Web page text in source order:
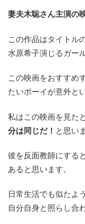
妻夫木聡さん主演の
この作品はタイトル
水原希子演じるガー
この映画をおすすめ
たいボーイが意外と
私はこの映画を見た
分は同じだ！ と思い
彼を反面教師にする
あると思います。
日常生活でも似たよ
自分自身と照らし合